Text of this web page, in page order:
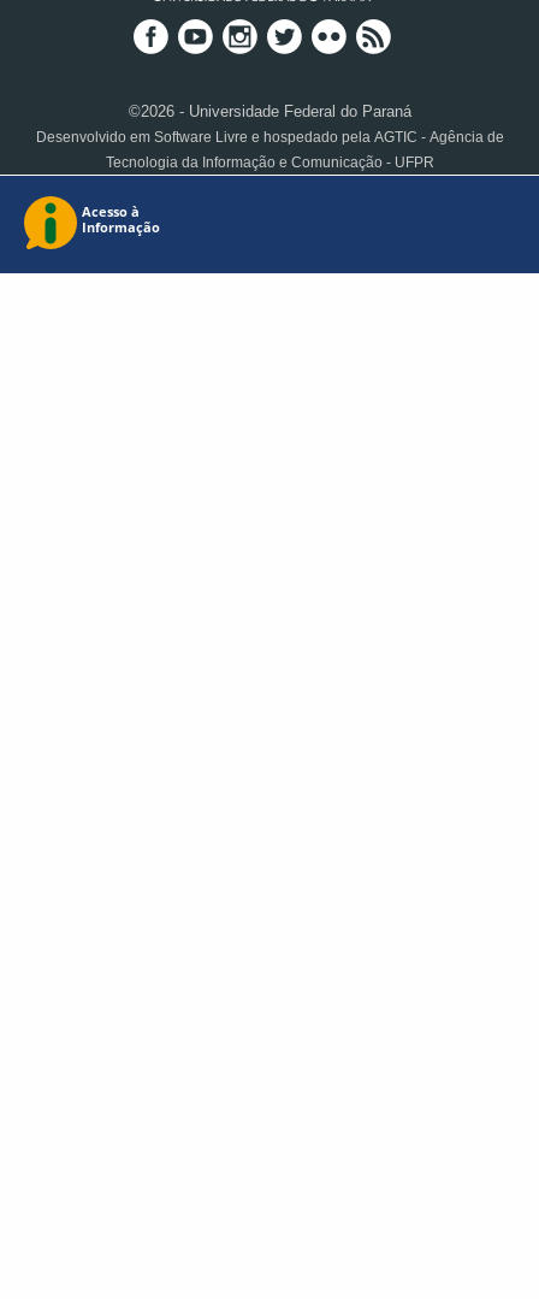
©2026 - Universidade Federal do Paraná
Desenvolvido em Software Livre e hospedado pela AGTIC - Agência de
Tecnologia da Informação e Comunicação - UFPR